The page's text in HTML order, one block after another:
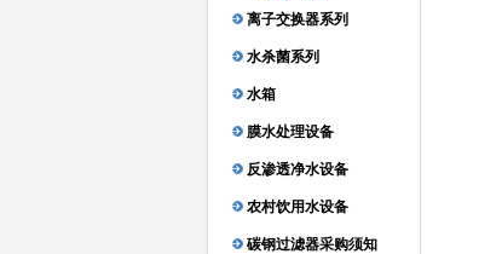
离子交换器系列
水杀菌系列
水箱
膜水处理设备
反渗透净水设备
农村饮用水设备
碳钢过滤器采购须知